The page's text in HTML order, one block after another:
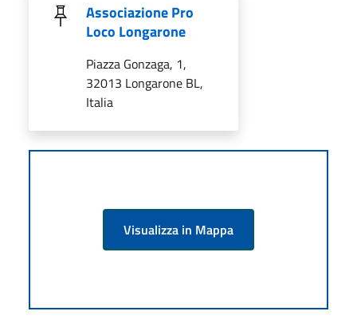
Associazione Pro
Loco Longarone
Piazza Gonzaga, 1,
32013 Longarone BL,
Italia
Visualizza in Mappa